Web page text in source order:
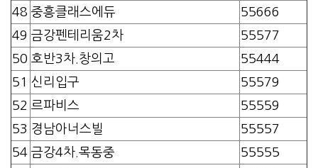
48 중흥클래스에듀
55666
49 금강펜테리움2차
55577
50 호반3차.창의고
55444
51 신리입구
55579
52 르파비스
55559
53 경남아너스빌
55557
54 금강4차.목동중
55555